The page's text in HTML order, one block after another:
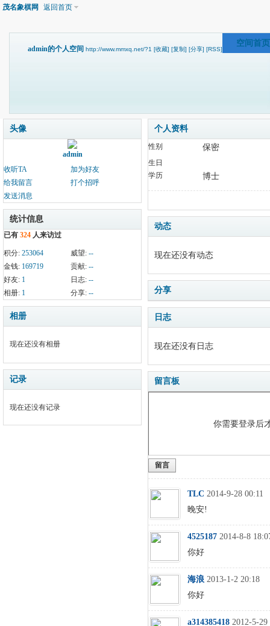
茂名象棋网 返回首页
admin的个人空间 http://www.mmxq.net/?1 [收藏] [复制] [分享] [RSS]
空间首页
头像
admin
收听TA
加为好友
给我留言
打个招呼
发送消息
统计信息
已有 324 人来访过
积分: 253064 威望: --
金钱: 169719 贡献: --
好友: 1 日志: --
相册: 1 分享: --
相册
现在还没有相册
记录
现在还没有记录
个人资料
性别 保密
生日
学历
博士
动态
现在还没有动态
分享
日志
现在还没有日志
留言板
你需要登录后
留言
TLC 2014-9-28 00:11
晚安!
4525187 2014-8-8
你好
海浪 2013-1-2 20:18
你好
a314385418 2012-5-29